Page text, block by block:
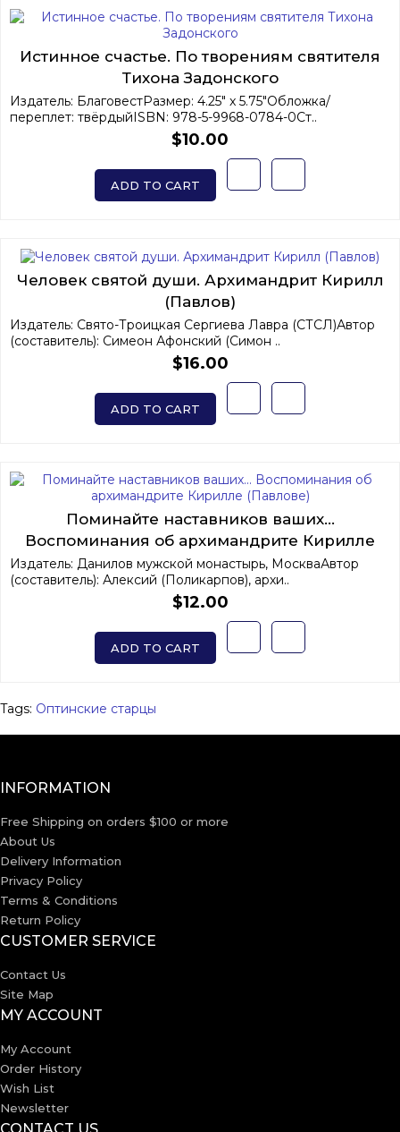
Истинное счастье. По творениям святителя
Тихона Задонского
Издатель: БлаговестРазмер: 4.25" x 5.75"Обложка/
переплет: твёрдыйISBN: 978-5-9968-0784-0Ст..
$10.00
ADD TO CART
Человек святой души. Архимандрит Кирилл
(Павлов)
Издатель: Свято-Троицкая Сергиева Лавра (СТСЛ)Автор
(составитель): Симеон Афонский (Симон ..
$16.00
ADD TO CART
Поминайте наставников ваших...
Воспоминания об архимандрите Кирилле
(Павлове)
Издатель: Данилов мужской монастырь, МоскваАвтор
(составитель): Алексий (Поликарпов), архи..
$12.00
ADD TO CART
Tags: Оптинские старцы
INFORMATION
Free Shipping on orders $100 or more
About Us
Delivery Information
Privacy Policy
Terms & Conditions
Return Policy
CUSTOMER SERVICE
Contact Us
Site Map
MY ACCOUNT
My Account
Order History
Wish List
Newsletter